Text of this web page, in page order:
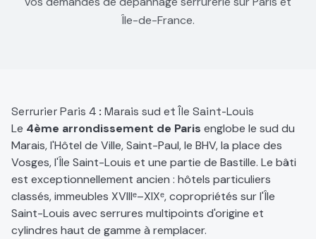
Île-de-France.
Serrurier Paris 4 : Marais sud et Île Saint-Louis
Le 4ème arrondissement de Paris englobe le sud du
Marais, l'Hôtel de Ville, Saint-Paul, le BHV, la place des
Vosges, l'Île Saint-Louis et une partie de Bastille. Le bâti
est exceptionnellement ancien : hôtels particuliers
classés, immeubles XVIIIᵉ–XIXᵉ, copropriétés sur l'Île
Saint-Louis avec serrures multipoints d'origine et
cylindres haut de gamme à remplacer.